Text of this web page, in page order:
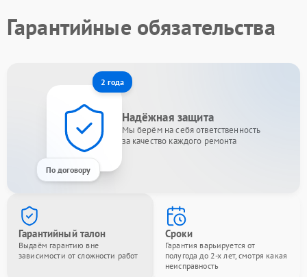
Гарантийные обязательства
2 года
По договору
Надёжная защита
Мы берём на себя ответственность
за качество каждого ремонта
Гарантийный талон
Выдаём гарантию вне
зависимости от сложности работ
Сроки
Гарантия варьируется от
полугода до 2-х лет, смотря какая
неисправность